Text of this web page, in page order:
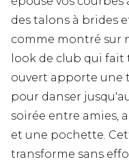
des talons à brides
comme montré sur
look de club qui fait
ouvert apporte une
pour danser
soirée entre amies,
et une pochette.
transforme sans